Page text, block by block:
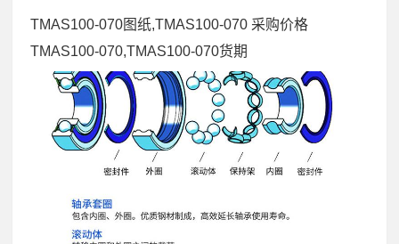
TMAS100-070图纸,TMAS100-070 采购价格
TMAS100-070,TMAS100-070货期